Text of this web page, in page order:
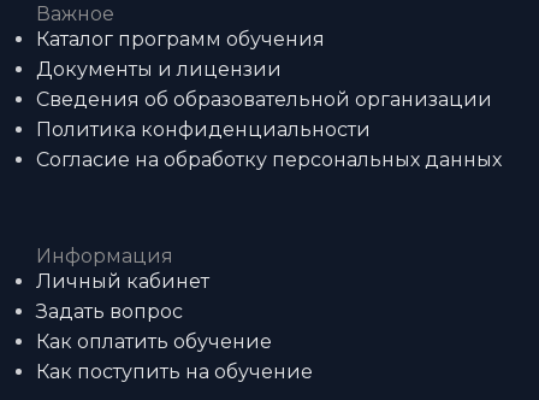
Важное
Каталог программ обучения
Документы и лицензии
Сведения об образовательной организации
Политика конфиденциальности
Согласие на обработку персональных данных
Информация
Личный кабинет
Задать вопрос
Как оплатить обучение
Как поступить на обучение